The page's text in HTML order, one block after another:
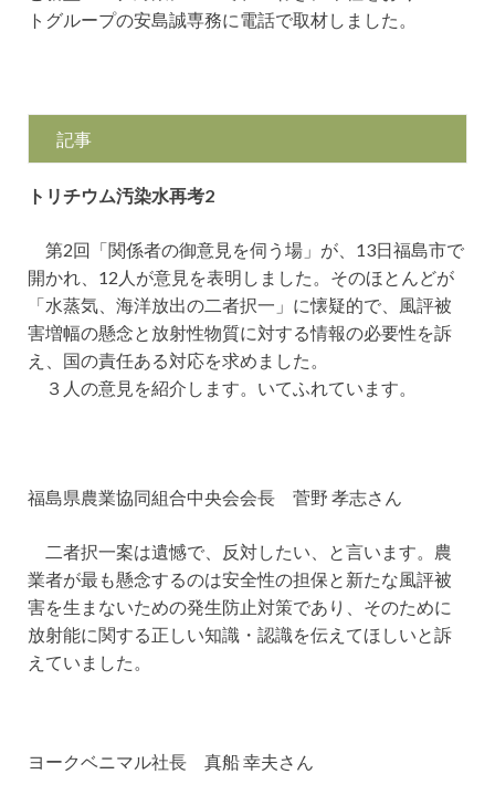
トグループの安島誠専務に電話で取材しました。
記事
トリチウム汚染水再考2
第2回「関係者の御意見を伺う場」が、13日福島市で
開かれ、12人が意見を表明しました。そのほとんどが
「水蒸気、海洋放出の二者択一」に懐疑的で、風評被
害増幅の懸念と放射性物質に対する情報の必要性を訴
え、国の責任ある対応を求めました。
３人の意見を紹介します。いてふれています。
福島県農業協同組合中央会会長 菅野 孝志さん
二者択一案は遺憾で、反対したい、と言います。農
業者が最も懸念するのは安全性の担保と新たな風評被
害を生まないための発生防止対策であり、そのために
放射能に関する正しい知識・認識を伝えてほしいと訴
えていました。
ヨークベニマル社長 真船 幸夫さん